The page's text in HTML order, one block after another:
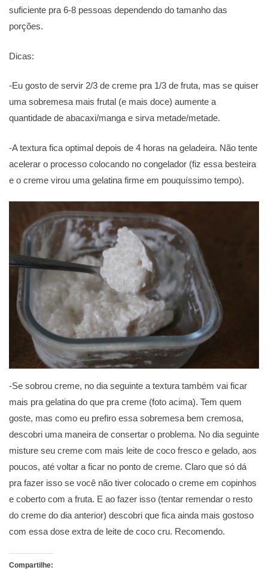
suficiente pra 6-8 pessoas dependendo do tamanho das
porções.
Dicas:
-Eu gosto de servir 2/3 de creme pra 1/3 de fruta, mas se quiser
uma sobremesa mais frutal (e mais doce) aumente a
quantidade de abacaxi/manga e sirva metade/metade.
-A textura fica optimal depois de 4 horas na geladeira. Não tente
acelerar o processo colocando no congelador (fiz essa besteira
e o creme virou uma gelatina firme em pouquíssimo tempo).
-Se sobrou creme, no dia seguinte a textura também vai ficar
mais pra gelatina do que pra creme (foto acima). Tem quem
goste, mas como eu prefiro essa sobremesa bem cremosa,
descobri uma maneira de consertar o problema. No dia seguinte
misture seu creme com mais leite de coco fresco e gelado, aos
poucos, até voltar a ficar no ponto de creme. Claro que só dá
pra fazer isso se você não tiver colocado o creme em copinhos
e coberto com a fruta. E ao fazer isso (tentar remendar o resto
do creme do dia anterior) descobri que fica ainda mais gostoso
com essa dose extra de leite de coco cru. Recomendo.
Compartilhe: